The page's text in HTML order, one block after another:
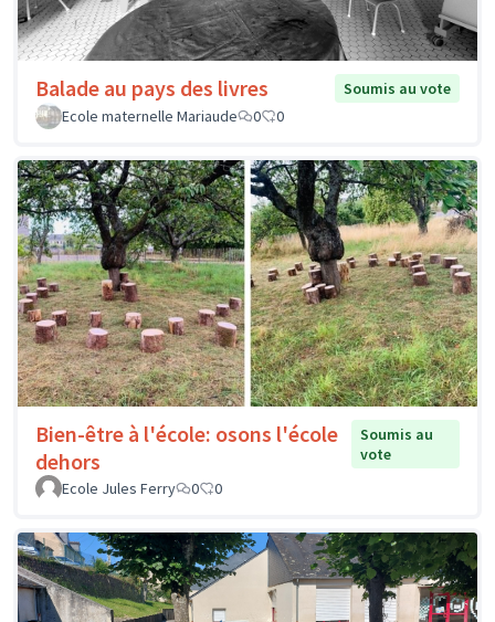
Balade au pays des livres
Soumis au vote
Ecole maternelle Mariaude
0 0
Bien-être à l'école: osons l'école
dehors
Soumis au
vote
Ecole Jules Ferry
0 0